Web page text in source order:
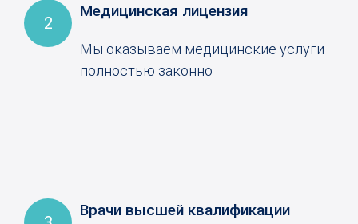
2
Медицинская лицензия
Мы оказываем медицинские услуги
полностью законно
Врачи высшей квалификации